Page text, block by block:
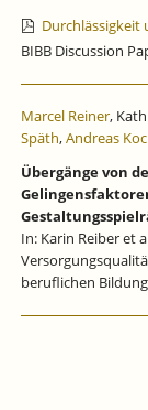
Durchlässigkeit
BIBB Discussion
Marcel Reiner,
Späth,Andreas
Übergänge von
In: Karin Reiber et
beruflichen Bildung